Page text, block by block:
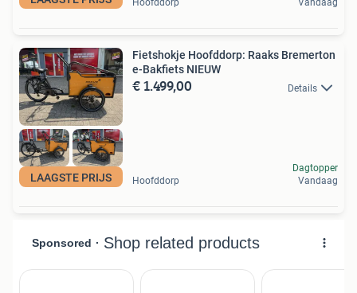
Hoofddorp
Vandaag
LAAGSTE PRIJS
Fietshokje Hoofddorp: Raaks Bremerton
e-Bakfiets NIEUW
€ 1.499,00 Details
Hoofddorp
Dagtopper
Vandaag